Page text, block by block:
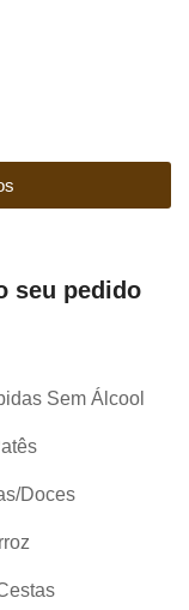
seu pedido
Sem Álcool
Doces